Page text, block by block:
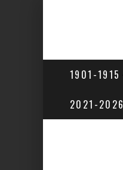
1901-1915
2021-2026